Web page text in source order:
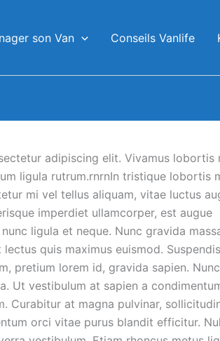
son Van Conseils Vanlife
adipiscing elit. Vivamus lobortis
ligula rutrum.rnrnIn tristique lobortis
mi vel tellus aliquam, vitae luctus
imperdiet ullamcorper, est augue
ligula et neque. Nunc gravida
quis maximus euismod.
pretium lorem id, gravida sapien.
Ut vestibulum at sapien a
Curabitur at magna pulvinar,
orci vitae purus blandit efficitur.